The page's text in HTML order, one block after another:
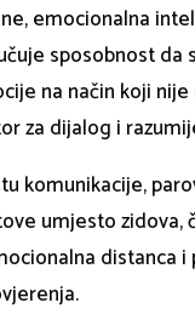
emocionalna
sposobnost da
na način koji nije
za dijalog i
komunikacije,
umjesto zidova,
distanca